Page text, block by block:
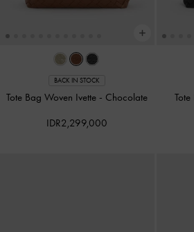
BACK IN STOCK
Tote Bag Woven Ivette - Chocolate
IDR2,299,000